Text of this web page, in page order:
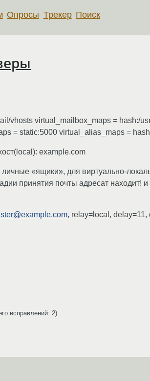
Опросы Трекер Поиск
vhosts virtual_mailbox_maps = hash:/
= static:5000 virtual_alias_maps =
example.com
«ящики», для виртуально-
принятия почты адресат находит! и
, relay=local, delay=11,
исправлений: 2)